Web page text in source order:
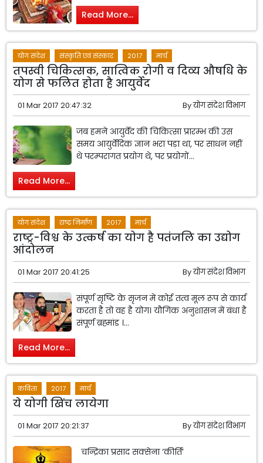
Read More...
योग संदेश संस्कृति एवं संस्कार 2017 मार्च
तपस्वी चिकित्सक, सात्विक रोगी व दिव्य औषधि के
योग से फलित होता है आयुर्वेद
01 Mar 2017 20:47:32 Byयोग संदेश विभाग
जब हमने आयुर्वेद की चिकित्सा प्रारम्भ की उस
समय आयुर्वेदिक ज्ञान भरा पड़ा था, पर साधन नहीं
थे परम्परागत प्रयोग थे, पर प्रयोगों...
Read More...
योग संदेश राष्ट्र निर्माण 2017 मार्च
राष्ट्र-विश्व के उत्कर्ष का योग है पतंजलि का उद्योग
आंदोलन
01 Mar 2017 20:41:25 Byयोग संदेश विभाग
संपूर्ण सृष्टि के सृजन में कोई तत्व मूल रूप से कार्य
करता है तो वह है योग। यौगिक अनुशासन में बंधा है
संपूर्ण ब्रह्मांड ।...
Read More...
कविता 2017 मार्च
ये योगी खिंच लायेगा
01 Mar 2017 20:21:37 Byयोग संदेश विभाग
चन्द्रिका प्रसाद सक्सेना ‘कीर्ति’